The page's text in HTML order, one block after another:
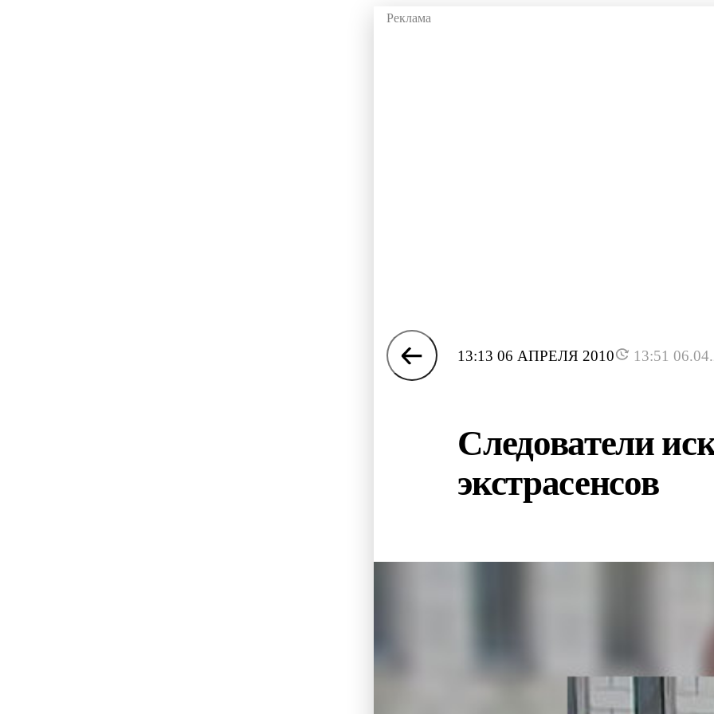
13:13 06 АПРЕЛЯ 2010 13:51
Следователи
экстрасенсов